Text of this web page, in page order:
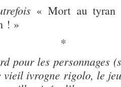
« Mort au
! »
*
pour les personnages
vieil ivrogne rigolo, le